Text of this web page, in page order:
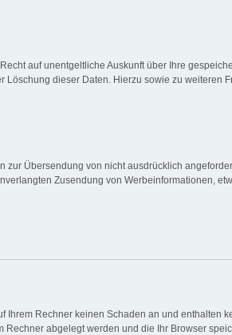
auf unentgeltliche Auskunft über Ihre
dieser Daten. Hierzu sowie zu
Übersendung von nicht ausdrücklich
Zusendung von Werbeinformationen,
Rechner keinen Schaden an und enthalten
abgelegt werden und die Ihr Browser